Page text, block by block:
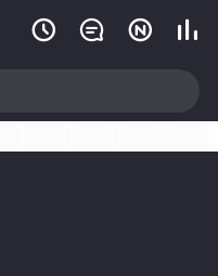
   